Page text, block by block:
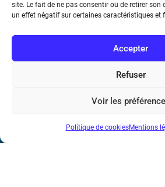
site. Le fait de ne pas consentir ou de retirer son
un effet négatif sur certaines caractéristiques et
Accepter
Refuser
Voir les
Politique de cookiesMentions
Société de l’Electricité, de
17 rue de l’Amiral Hamelin75116 Paris
Métro : « Boissière » Ligne 6 et « Iéna »
Téléphone : (+33) 1 56 90 37 17
N° de SIREN : 785 393 232, Code APE :